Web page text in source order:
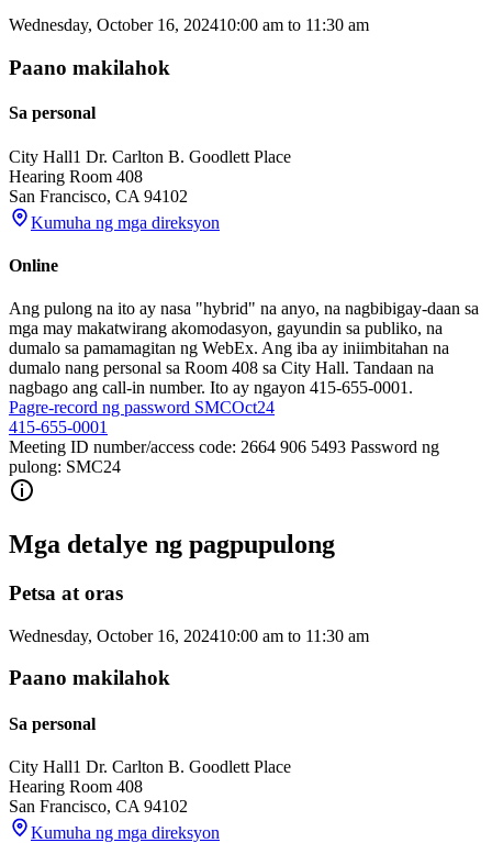
Wednesday, October 16, 202410:00 am to 11:30 am
Paano makilahok
Sa personal
City Hall1 Dr. Carlton B. Goodlett Place
Hearing Room 408
San Francisco, CA 94102
Kumuha ng mga direksyon
Online
Ang pulong na ito ay nasa "hybrid" na anyo, na nagbibigay-daan sa
mga may makatwirang akomodasyon, gayundin sa publiko, na
dumalo sa pamamagitan ng WebEx. Ang iba ay iniimbitahan na
dumalo nang personal sa Room 408 sa City Hall. Tandaan na
nagbago ang call-in number. Ito ay ngayon 415-655-0001.
Pagre-record ng password SMCOct24
415-655-0001
Meeting ID number/access code: 2664 906 5493 Password ng
pulong: SMC24
Mga detalye ng pagpupulong
Petsa at oras
Wednesday, October 16, 202410:00 am to 11:30 am
Paano makilahok
Sa personal
City Hall1 Dr. Carlton B. Goodlett Place
Hearing Room 408
San Francisco, CA 94102
Kumuha ng mga direksyon